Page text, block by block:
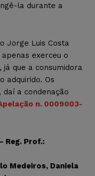
la durante a
Jorge Luis Costa
exerceu o
que a consumidora
adquirido. Os
daí a condenação
n. 0009003-
Reg. Prof.:
Medeiros, Daniela